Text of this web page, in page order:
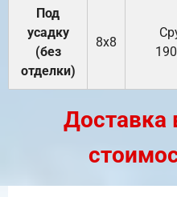
Под
усадку
(без
отделки)
8х8
Доставка